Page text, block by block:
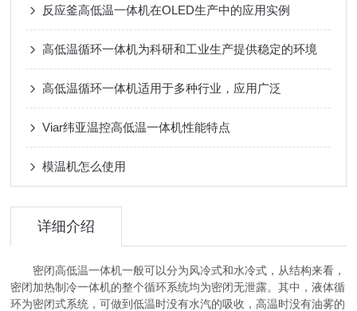
反应釜高低温一体机在OLED生产中的应用实例
高低温循环一体机为科研和工业生产提供稳定的环境
高低温循环一体机适用于多种行业，应用广泛
Viar纬亚温控高低温一体机性能特点
模温机怎么使用
详细介绍
密闭高低温一体机一般可以分为风冷式和水冷式，从结构来看，
密闭加热制冷一体机的整个循环系统均为密闭无泄露。其中，液体循
环为密闭式系统，可做到低温时没有水汽的吸收，高温时没有油雾的